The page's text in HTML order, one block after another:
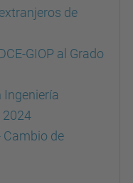
de
GIOP al Grado
2024
Cambio de